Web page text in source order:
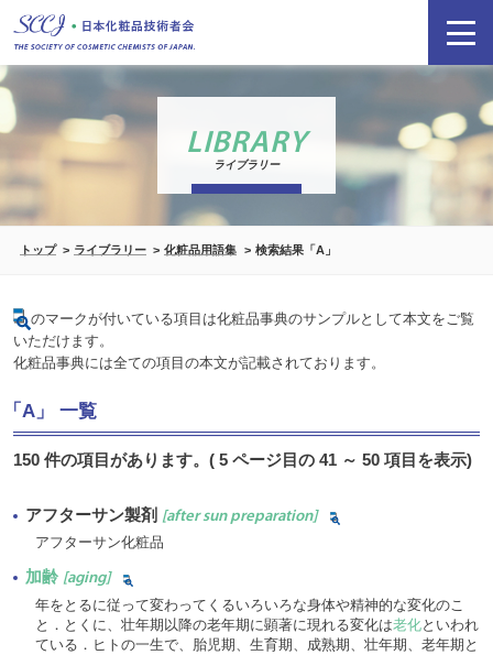
LIBRARY
ライブラリー
トップ ライブラリー 化粧品用語集 検索結果「A」
のマークが付いている項目は化粧品事典のサンプルとして本文をご覧
いただけます。
化粧品事典には全ての項目の本文が記載されております。
「A」 一覧
150 件の項目があります。( 5 ページ目の 41 ～ 50 項目を表示)
アフターサン製剤 [after sun preparation]
アフターサン化粧品
加齢 [aging]
年をとるに従って変わってくるいろいろな身体や精神的な変化のこ
と．とくに、壮年期以降の老年期に顕著に現れる変化は老化といわれ
ている．ヒトの一生で、胎児期、生育期、成熟期、壮年期、老年期と